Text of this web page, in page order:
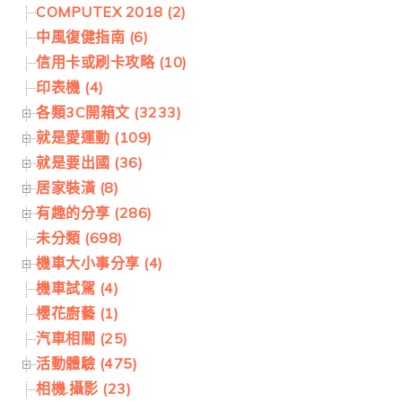
COMPUTEX 2018 (2)
中風復健指南 (6)
信用卡或刷卡攻略 (10)
印表機 (4)
各類3C開箱文 (3233)
就是愛運動 (109)
就是要出國 (36)
居家裝潢 (8)
有趣的分享 (286)
未分類 (698)
機車大小事分享 (4)
機車試駕 (4)
櫻花廚藝 (1)
汽車相關 (25)
活動體驗 (475)
相機.攝影 (23)